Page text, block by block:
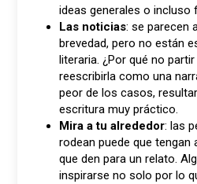
ideas generales o incluso
Las noticias: se parecen
brevedad, pero no están
literaria. ¿Por qué no
reescribirla como una
peor de los casos,
escritura muy práctico.
Mira a tu alrededor: las
rodean puede que
que den para un relato.
inspirarse no solo por lo